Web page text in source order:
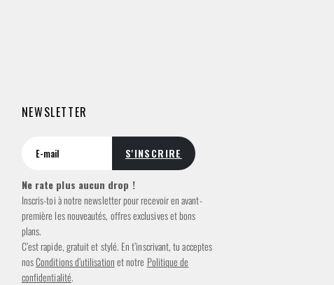
NEWSLETTER
Ne rate plus aucun drop !
Inscris-toi à notre newsletter pour recevoir en avant-
première les nouveautés, offres exclusives et bons
plans.
C’est rapide, gratuit et stylé. En t’inscrivant, tu acceptes
nosConditions d’utilisationet notre Politique de
confidentialité.